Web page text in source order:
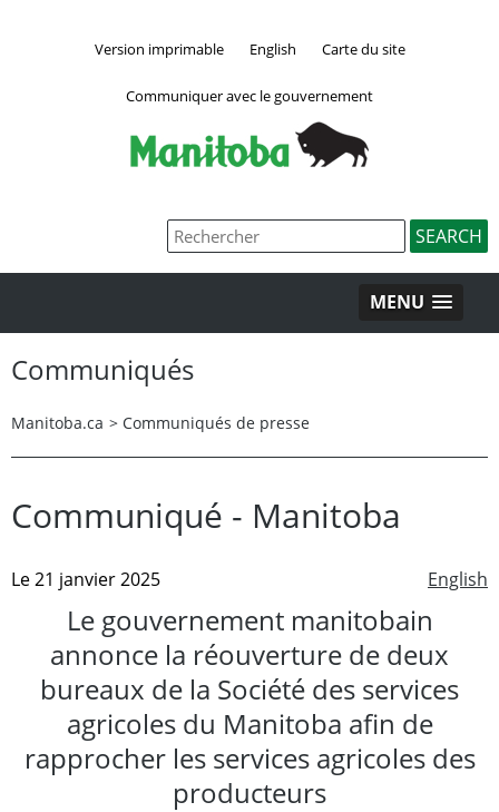
Version imprimable English Carte du site
Communiquer avec le gouvernement
MENU
Communiqués
Manitoba.ca > Communiqués de presse
Communiqué - Manitoba
English
Le 21 janvier 2025
Le gouvernement manitobain
annonce la réouverture de deux
bureaux de la Société des services
agricoles du Manitoba afin de
rapprocher les services agricoles des
producteurs